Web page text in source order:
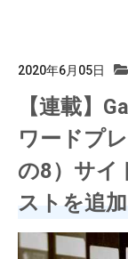
2020年6月05日
【連載】
ワードプ
の8）サイ
ストを追